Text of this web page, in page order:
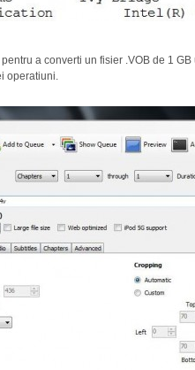
a converti un fisier .VOB de 1
operatiuni.